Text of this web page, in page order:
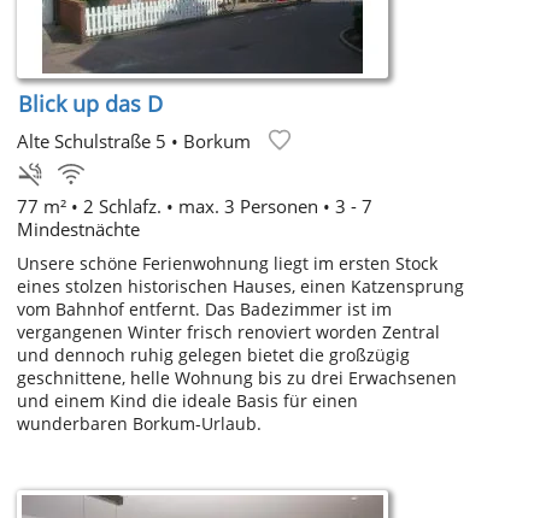
Blick up das D
Alte Schulstraße 5 • Borkum
77 m² • 2 Schlafz. • max. 3 Personen • 3 - 7
Mindestnächte
Unsere schöne Ferienwohnung liegt im ersten Stock
eines stolzen historischen Hauses, einen Katzensprung
vom Bahnhof entfernt. Das Badezimmer ist im
vergangenen Winter frisch renoviert worden Zentral
und dennoch ruhig gelegen bietet die großzügig
geschnittene, helle Wohnung bis zu drei Erwachsenen
und einem Kind die ideale Basis für einen
wunderbaren Borkum-Urlaub.